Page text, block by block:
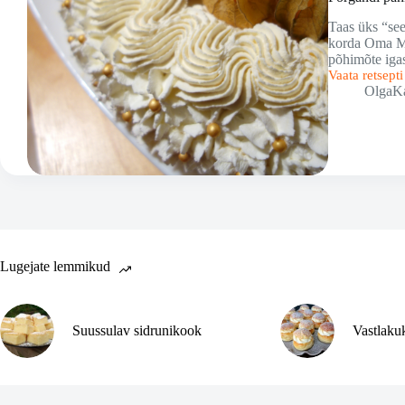
Taas üks
korda Oma
põhimõte
Vaata
Porgandi
pähklikook
Lugejate lemmikud
Suussulav sidrunikook